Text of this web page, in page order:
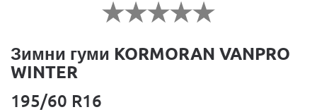
Зимни гуми KORMORAN VANPRO
WINTER
195/60 R16